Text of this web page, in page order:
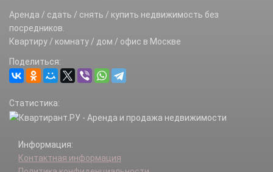
Аренда / сдать / снять / купить недвижимость без
посредников.
Квартиру / комнату / дом / офис в Москве
Поделиться:
Статистика:
Информация:
Контактная информация